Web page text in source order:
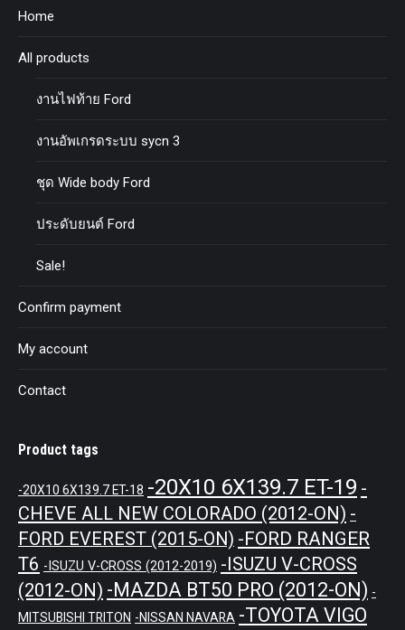
Home
All products
งานไฟท้าย Ford
งานอัพเกรดระบบ sycn 3
ชุด Wide body Ford
ประดับยนต์ Ford
Sale!
Confirm payment
My account
Contact
Product tags
-20X10 6X139.7 ET-18 -20X10 6X139.7 ET-19 -
CHEVE ALL NEW COLORADO (2012-ON) -
FORD EVEREST (2015-ON) -FORD RANGER
T6 -ISUZU V-CROSS (2012-2019) -ISUZU V-CROSS
(2012-ON) -MAZDA BT50 PRO (2012-ON) -
MITSUBISHI TRITON -NISSAN NAVARA -TOYOTA VIGO